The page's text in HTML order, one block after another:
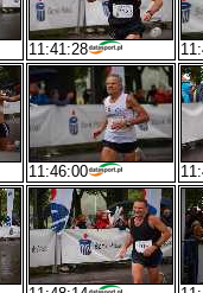
11:41:28
11:46:00